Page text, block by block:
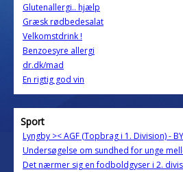
Glutenallergi.. hjælp
Græsk rødbedesalat
Velkomstdrink !
Benzoesyre allergi
dr.dk/mad
En rigtig god vin
Sport
Lyngby >< AGF (Topbrag i 1. Division) -
Undersøgelse om sundhed for unge
Det nærmer sig en fodboldgyser i 2.